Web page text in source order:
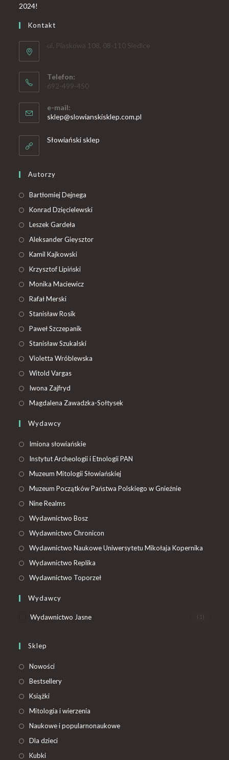
Kontakt
ul. Piaskowa 108, 08-110 Siedlce
Telefon:
692-499-450
e-mail:
sklep@slowianskisklep.com.pl
Słowiański sklep
Autorzy
Bartłomiej Dejnega
Konrad Dzięcielewski
Leszek Gardeła
Aleksander Gieysztor
Kamil Kajkowski
Krzysztof Lipiński
Monika Maciewicz
Rafał Merski
Stanisław Rosik
Paweł Szczepanik
Stanisław Szukalski
Violetta Wróblewska
Witold Vargas
Iwona Zajfryd
Magdalena Zawadzka-Sołtysek
Wydawcy
Imiona słowiańskie
Instytut Archeologii i Etnologii PAN
Muzeum Mitologii Słowiańskiej
Muzeum Początków Państwa Polskiego w Gnieźnie
Nine Realms
Wydawnictwo Bosz
Wydawnictwo Chronicon
Wydawnictwo Naukowe Uniwersytetu Mikołaja Kopernika
Wydawnictwo Replika
Wydawnictwo Toporzeł
Wydawcy
Wydawnictwo Jasne (1)
Sklep
Nowości
Bestsellery
Książki
Mitologia i wierzenia
Naukowe i popularnonaukowe
Dla dzieci
Kubki